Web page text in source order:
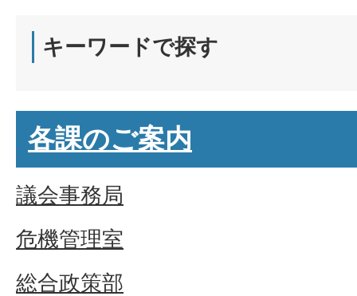
キーワードで探す
各課のご案内
議会事務局
危機管理室
総合政策部